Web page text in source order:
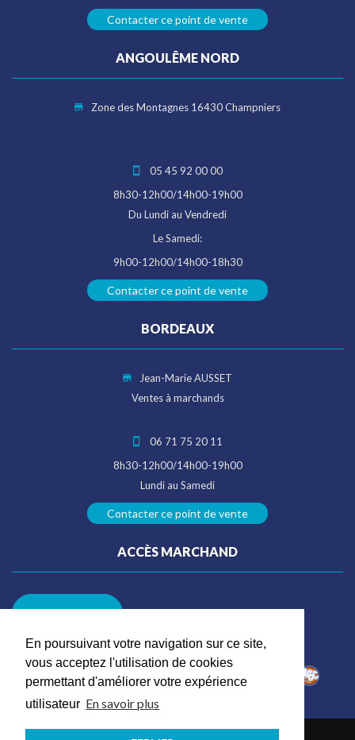
En poursuivant votre navigation sur ce site,
vous acceptez l'utilisation de cookies
permettant d'améliorer votre expérience
utilisateur En savoir plus
Contacter ce point de vente
ANGOULÊME NORD
Zone des Montagnes 16430 Champniers
05 45 92 00 00
8h30-12h00/14h00-19h00
Du Lundi au Vendredi
Le Samedi:
9h00-12h00/14h00-18h30
Contacter ce point de vente
BORDEAUX
Jean-Marie AUSSET
Ventes à marchands
06 71 75 20 11
8h30-12h00/14h00-19h00
Lundi au Samedi
Contacter ce point de vente
ACCÈS MARCHAND
PARTENAIRE DE :